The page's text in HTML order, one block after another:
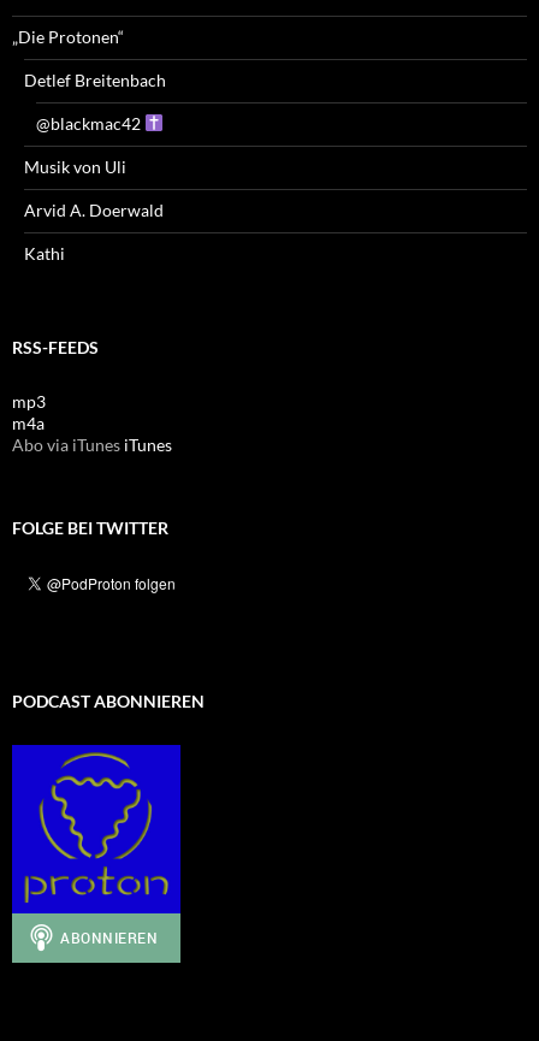
„Die Protonen“
Detlef Breitenbach
@blackmac42
Musik von Uli
Arvid A. Doerwald
Kathi
RSS-FEEDS
mp3
m4a
Abo via iTunes iTunes
FOLGE BEI TWITTER
PODCAST ABONNIEREN